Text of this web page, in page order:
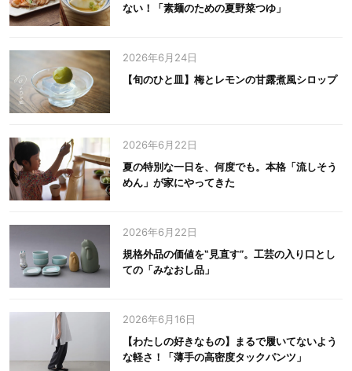
ない！「素麺のための夏野菜つゆ」
2026年6月24日
【旬のひと皿】梅とレモンの甘露煮風シロップ
2026年6月22日
夏の特別な一日を、何度でも。本格「流しそう
めん」が家にやってきた
2026年6月22日
規格外品の価値を‟見直す”。工芸の入り口とし
ての「みなおし品」
2026年6月16日
【わたしの好きなもの】まるで履いてないよう
な軽さ！「薄手の高密度タックパンツ」